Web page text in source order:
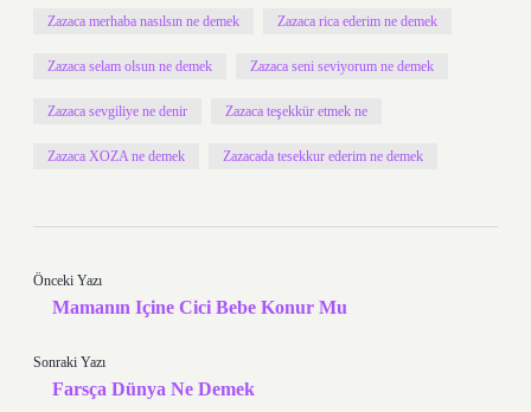
Zazaca merhaba nasılsın ne demek Zazaca rica ederim ne demek
Zazaca selam olsun ne demek Zazaca seni seviyorum ne demek
Zazaca sevgiliye ne denir Zazaca teşekkür etmek ne
Zazaca XOZA ne demek Zazacada tesekkur ederim ne demek
Önceki Yazı
Mamanın Içine Cici Bebe Konur Mu
Sonraki Yazı
Farsça Dünya Ne Demek